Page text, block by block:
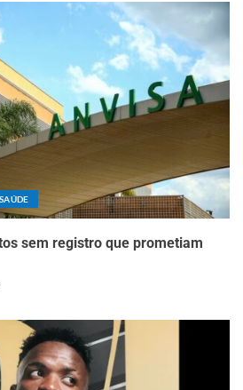
SAÚDE
sem registro que prometiam